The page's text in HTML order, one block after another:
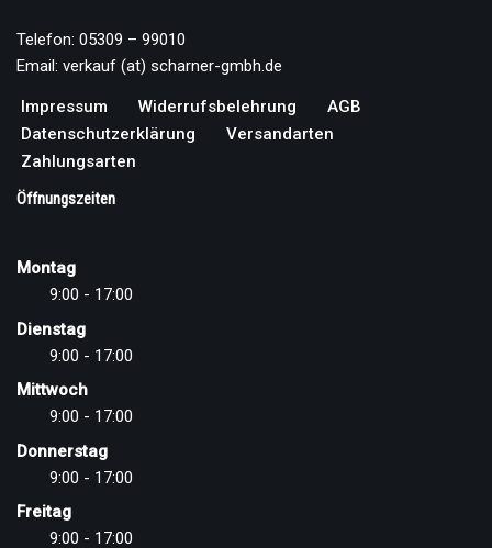
Telefon: 05309 – 99010
Email: verkauf (at) scharner-gmbh.de
Impressum Widerrufsbelehrung
AGB
Datenschutzerklärung
Versandarten
Zahlungsarten
Öffnungszeiten
Montag
9:00 - 17:00
Dienstag
9:00 - 17:00
Mittwoch
9:00 - 17:00
Donnerstag
9:00 - 17:00
Freitag
9:00 - 17:00